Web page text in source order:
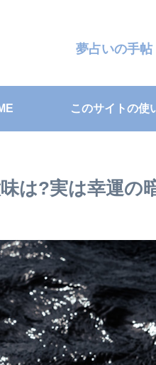
夢占いの手
このサイトの使
は?実は幸運の